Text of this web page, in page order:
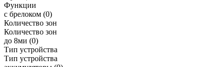
Функции
с брелоком (0)
Количество зон
Количество зон
до 8ми (0)
Тип устройства
Тип устройства